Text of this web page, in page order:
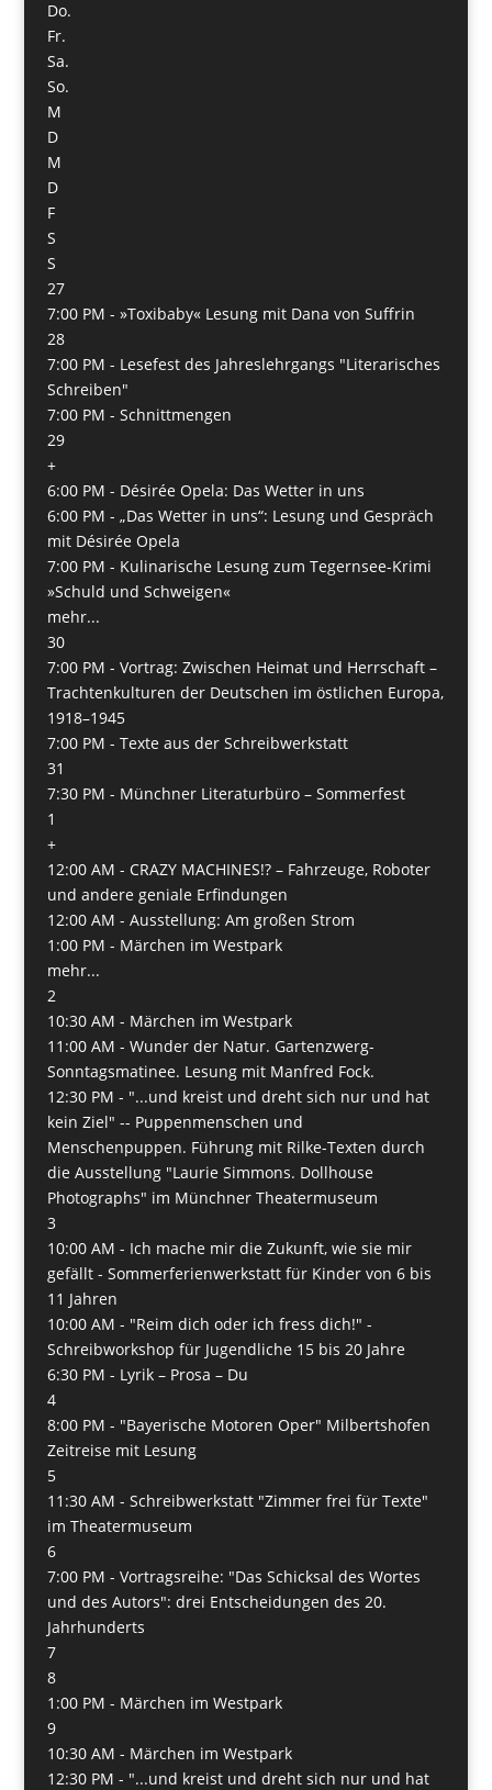
Do.
Fr.
Sa.
So.
M
D
M
D
F
S
S
27
7:00 PM - »Toxibaby« Lesung mit Dana von Suffrin
28
7:00 PM - Lesefest des Jahreslehrgangs "Literarisches
Schreiben"
7:00 PM - Schnittmengen
29
+
6:00 PM - Désirée Opela: Das Wetter in uns
6:00 PM - „Das Wetter in uns“: Lesung und Gespräch
mit Désirée Opela
7:00 PM - Kulinarische Lesung zum Tegernsee-Krimi
»Schuld und Schweigen«
mehr...
30
7:00 PM - Vortrag: Zwischen Heimat und Herrschaft –
Trachtenkulturen der Deutschen im östlichen Europa,
1918–1945
7:00 PM - Texte aus der Schreibwerkstatt
31
7:30 PM - Münchner Literaturbüro – Sommerfest
1
+
12:00 AM - CRAZY MACHINES!? – Fahrzeuge, Roboter
und andere geniale Erfindungen
12:00 AM - Ausstellung: Am großen Strom
1:00 PM - Märchen im Westpark
mehr...
2
10:30 AM - Märchen im Westpark
11:00 AM - Wunder der Natur. Gartenzwerg-
Sonntagsmatinee. Lesung mit Manfred Fock.
12:30 PM - "...und kreist und dreht sich nur und hat
kein Ziel" -- Puppenmenschen und
Menschenpuppen. Führung mit Rilke-Texten durch
die Ausstellung "Laurie Simmons. Dollhouse
Photographs" im Münchner Theatermuseum
3
10:00 AM - Ich mache mir die Zukunft, wie sie mir
gefällt - Sommerferienwerkstatt für Kinder von 6 bis
11 Jahren
10:00 AM - "Reim dich oder ich fress dich!" -
Schreibworkshop für Jugendliche 15 bis 20 Jahre
6:30 PM - Lyrik – Prosa – Du
4
8:00 PM - "Bayerische Motoren Oper" Milbertshofen
Zeitreise mit Lesung
5
11:30 AM - Schreibwerkstatt "Zimmer frei für Texte"
im Theatermuseum
6
7:00 PM - Vortragsreihe: "Das Schicksal des Wortes
und des Autors": drei Entscheidungen des 20.
Jahrhunderts
7
8
1:00 PM - Märchen im Westpark
9
10:30 AM - Märchen im Westpark
12:30 PM - "...und kreist und dreht sich nur und hat